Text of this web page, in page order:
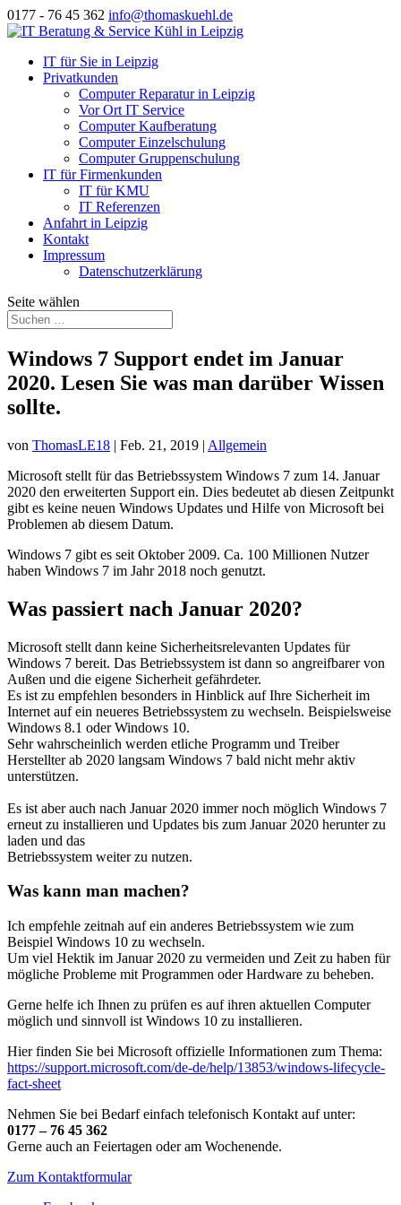
0177 - 76 45 362 info@thomaskuehl.de
IT für Sie in Leipzig
Privatkunden
Computer Reparatur in Leipzig
Vor Ort IT Service
Computer Kaufberatung
Computer Einzelschulung
Computer Gruppenschulung
IT für Firmenkunden
IT für KMU
IT Referenzen
Anfahrt in Leipzig
Kontakt
Impressum
Datenschutzerklärung
Seite wählen
Windows 7 Support endet im Januar
2020. Lesen Sie was man darüber Wissen
sollte.
von ThomasLE18 | Feb. 21, 2019 | Allgemein
Microsoft stellt für das Betriebssystem Windows 7 zum 14. Januar
2020 den erweiterten Support ein. Dies bedeutet ab diesen Zeitpunkt
gibt es keine neuen Windows Updates und Hilfe von Microsoft bei
Problemen ab diesem Datum.
Windows 7 gibt es seit Oktober 2009. Ca. 100 Millionen Nutzer
haben Windows 7 im Jahr 2018 noch genutzt.
Was passiert nach Januar 2020?
Microsoft stellt dann keine Sicherheitsrelevanten Updates für
Windows 7 bereit. Das Betriebssystem ist dann so angreifbarer von
Außen und die eigene Sicherheit gefährdeter.
Es ist zu empfehlen besonders in Hinblick auf Ihre Sicherheit im
Internet auf ein neueres Betriebssystem zu wechseln. Beispielsweise
Windows 8.1 oder Windows 10.
Sehr wahrscheinlich werden etliche Programm und Treiber
Herstellter ab 2020 langsam Windows 7 bald nicht mehr aktiv
unterstützen.
Es ist aber auch nach Januar 2020 immer noch möglich Windows 7
erneut zu installieren und Updates bis zum Januar 2020 herunter zu
laden und das
Betriebssystem weiter zu nutzen.
Was kann man machen?
Ich empfehle zeitnah auf ein anderes Betriebssystem wie zum
Beispiel Windows 10 zu wechseln.
Um viel Hektik im Januar 2020 zu vermeiden und Zeit zu haben für
mögliche Probleme mit Programmen oder Hardware zu beheben.
Gerne helfe ich Ihnen zu prüfen es auf ihren aktuellen Computer
möglich und sinnvoll ist Windows 10 zu installieren.
Hier finden Sie bei Microsoft offizielle Informationen zum Thema:
https://support.microsoft.com/de-de/help/13853/windows-lifecycle-
fact-sheet
Nehmen Sie bei Bedarf einfach telefonisch Kontakt auf unter:
0177 – 76 45 362
Gerne auch an Feiertagen oder am Wochenende.
Zum Kontaktformular